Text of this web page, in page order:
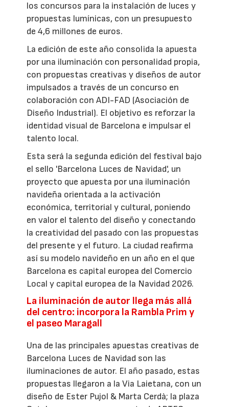
los concursos para la instalación de luces y
propuestas lumínicas, con un presupuesto
de 4,6 millones de euros.
La edición de este año consolida la apuesta
por una iluminación con personalidad propia,
con propuestas creativas y diseños de autor
impulsados a través de un concurso en
colaboración con ADI-FAD (Asociación de
Diseño Industrial). El objetivo es reforzar la
identidad visual de Barcelona e impulsar el
talento local.
Esta será la segunda edición del festival bajo
el sello 'Barcelona Luces de Navidad', un
proyecto que apuesta por una iluminación
navideña orientada a la activación
económica, territorial y cultural, poniendo
en valor el talento del diseño y conectando
la creatividad del pasado con las propuestas
del presente y el futuro. La ciudad reafirma
así su modelo navideño en un año en el que
Barcelona es capital europea del Comercio
Local y capital europea de la Navidad 2026.
La iluminación de autor llega más allá
del centro: incorpora la Rambla Prim y
el paseo Maragall
Una de las principales apuestas creativas de
Barcelona Luces de Navidad son las
iluminaciones de autor. El año pasado, estas
propuestas llegaron a la Via Laietana, con un
diseño de Ester Pujol & Marta Cerdà; la plaza